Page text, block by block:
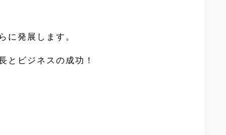
に発展します。
とビジネスの成功！